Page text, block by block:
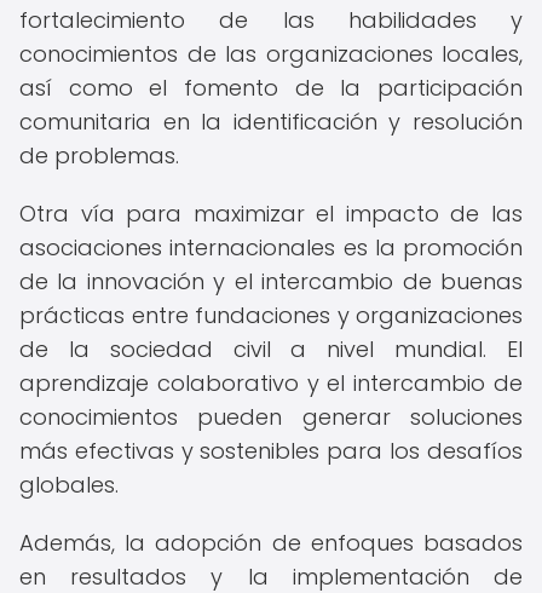
fortalecimiento de las habilidades y
conocimientos de las organizaciones locales,
así como el fomento de la participación
comunitaria en la identificación y resolución
de problemas.
Otra vía para maximizar el impacto de las
asociaciones internacionales es la promoción
de la innovación y el intercambio de buenas
prácticas entre fundaciones y organizaciones
de la sociedad civil a nivel mundial. El
aprendizaje colaborativo y el intercambio de
conocimientos pueden generar soluciones
más efectivas y sostenibles para los desafíos
globales.
Además, la adopción de enfoques basados
en resultados y la implementación de